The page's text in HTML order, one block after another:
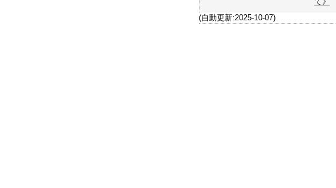
(自動更新:2025-10-07)